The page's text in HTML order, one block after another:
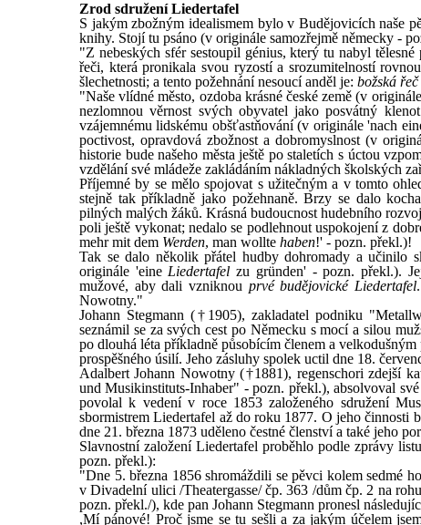
Zrod sdružení Liedertafel
S jakým zbožným idealismem bylo v Budějovicích naše
knihy. Stojí tu psáno (v originále samozřejmě německy -
"Z nebeských sfér sestoupil génius, který tu nabyl
řeči, která pronikala svou ryzostí a srozumitelností
šlechetnosti; a tento požehnání nesoucí anděl je: božská
"Naše vlídné město, ozdoba krásné české země (v
nezlomnou věrnost svých obyvatel jako posvátný
vzájemnému lidskému obšťastňování (v originále 'nach
poctivost, opravdová zbožnost a dobromyslnost (v
historie bude našeho města ještě po staletích s úctou
vzdělání své mládeže zakládáním nákladných školských
Příjemné by se mělo spojovat s užitečným a v tomto
stejně tak příkladně jako požehnaně. Brzy se dalo
pilných malých žáků. Krásná budoucnost hudebního
poli ještě vykonat; nedalo se podlehnout uspokojení z
mehr mit dem Werden, man wollte haben!' - pozn. překl.)!
Tak se dalo několik přátel hudby dohromady a učinilo
originále 'eine Liedertafel zu gründen' - pozn. překl.).
mužové, aby dali vzniknou prvé budějovické Liedertafel
Nowotny."
Johann Stegmann (†1905), zakladatel podniku
seznámil se za svých cest po Německu s mocí a silou
po dlouhá léta příkladně působícím členem a
prospěšného úsilí. Jeho zásluhy spolek uctil dne 18.
Adalbert Johann Nowotny (†1881), regenschori zdejší
und Musikinstituts-Inhaber" - pozn. překl.), absolvoval
povolal k vedení v roce 1853 založeného sdružení
sbormistrem Liedertafel až do roku 1877. O jeho činnosti
dne 21. března 1873 uděleno čestné členství a také jeho
Slavnostní založení Liedertafel proběhlo podle zprávy
pozn. překl.):
"Dne 5. března 1856 shromáždili se pěvci kolem sedmé
v Divadelní ulici /Theatergasse/ čp. 363 /dům čp. 2 na
pozn. překl./), kde pan Johann Stegmann pronesl
,Mí pánové! Proč jsme se tu sešli a za jakým účelem